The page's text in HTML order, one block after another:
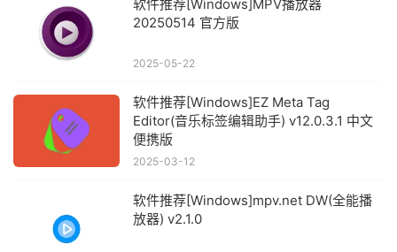
软件推荐[Windows]MPV播放器
20250514 官方版
2025-05-22
软件推荐[Windows]EZ Meta Tag
Editor(音乐标签编辑助手) v12.0.3.1 中文
便携版
2025-03-12
软件推荐[Windows]mpv.net DW(全能播
放器) v2.1.0